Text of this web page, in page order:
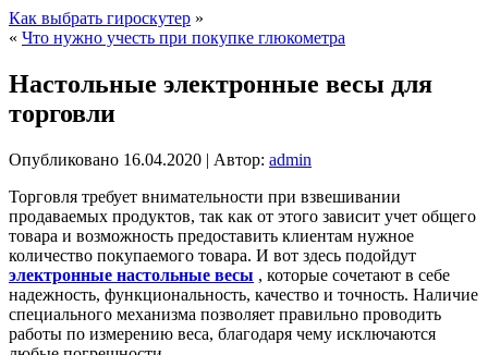
Как выбрать гироскутер »
« Что нужно учесть при покупке глюкометра
Настольные электронные весы для
торговли
Опубликовано 16.04.2020 | Автор: admin
Торговля требует внимательности при взвешивании
продаваемых продуктов, так как от этого зависит учет общего
товара и возможность предоставить клиентам нужное
количество покупаемого товара. И вот здесь подойдут
электронные настольные весы , которые сочетают в себе
надежность, функциональность, качество и точность. Наличие
специального механизма позволяет правильно проводить
работы по измерению веса, благодаря чему исключаются